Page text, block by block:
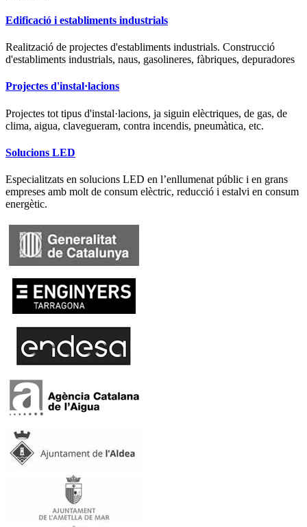
Edificació i establiments industrials
Realització de projectes d'establiments industrials. Construcció
d'establiments industrials, naus, gasolineres, fàbriques, depuradores
Projectes d'instal·lacions
Projectes tot tipus d'instal·lacions, ja siguin elèctriques, de gas, de
clima, aigua, clavegueram, contra incendis, pneumàtica, etc.
Solucions LED
Especialitzats en solucions LED en l’enllumenat públic i en grans
empreses amb molt de consum elèctric, reducció i estalvi en consum
energètic.